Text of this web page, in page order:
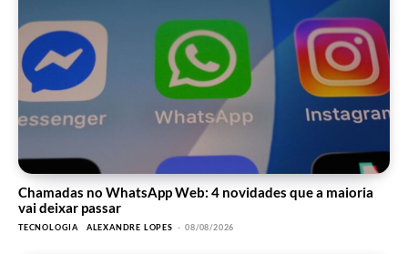
Chamadas no WhatsApp Web: 4 novidades que a maioria
vai deixar passar
TECNOLOGIA ALEXANDRE LOPES - 08/08/2026